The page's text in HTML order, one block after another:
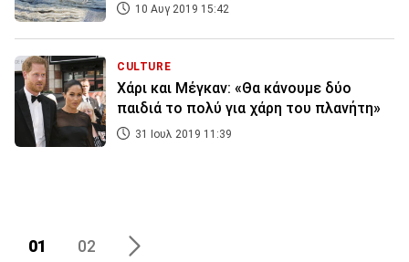
10 Αυγ 2019 15:42
CULTURE
Χάρι και Μέγκαν: «Θα κάνουμε δύο
παιδιά το πολύ για χάρη του πλανήτη»
31 Ιουλ 2019 11:39
01 02